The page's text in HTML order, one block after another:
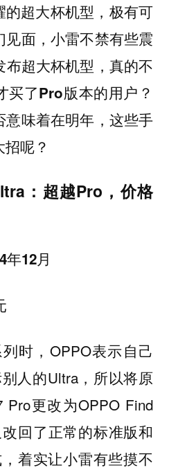
超大杯机型，极有可
见面，小雷不禁有些震
布超大杯机型，真的不
买了Pro版本的用户？
意味着在明年，这些手
呢？
：超越Pro，价格
年12月
时，OPPO表示自己
人的Ultra，所以将原
Pro更改为OPPO Find
回了正常的标准版和
着实让小雷有些摸不